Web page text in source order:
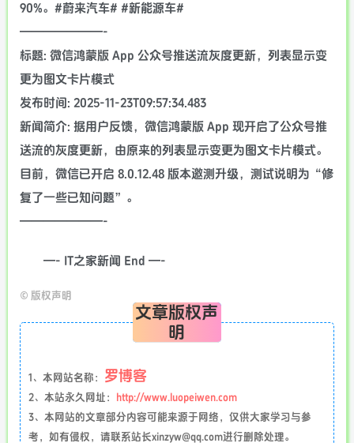
90%。#蔚来汽车# #新能源车#
———————-
标题: 微信鸿蒙版 App 公众号推送流灰度更新，列表显示变
更为图文卡片模式
发布时间: 2025-11-23T09:57:34.483
新闻简介: 据用户反馈，微信鸿蒙版 App 现开启了公众号推
送流的灰度更新，由原来的列表显示变更为图文卡片模式。
目前，微信已开启 8.0.12.48 版本邀测升级，测试说明为“修
复了一些已知问题”。
———————-
—- IT之家新闻 End —-
© 版权声明
文章版权声
明
1、本网站名称： 罗博客
2、本站永久网址：
http://www.luopeiwen.com
3、本网站的文章部分内容可能来源于网络，仅供大家学习与参
考，如有侵权，请联系站长xinzyw@qq.com进行删除处理。